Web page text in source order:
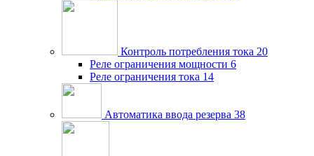
Контроль потребления тока 20
Реле ограничения мощности 6
Реле ограничения тока 14
Автоматика ввода резерва 38